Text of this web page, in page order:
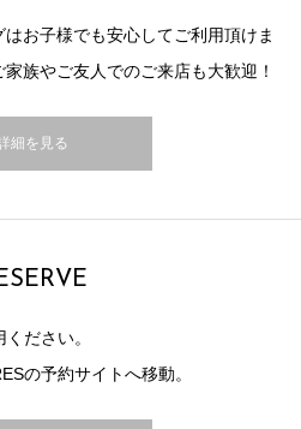
お子様でも安心してご利用頂けま
族やご友人でのご来店も大歓迎！
細を見る
ださい。
の予約サイトへ移動。